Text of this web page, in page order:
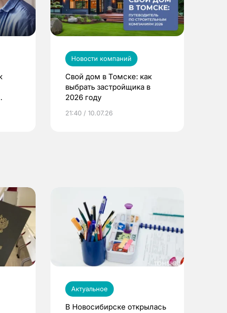
Новости компаний
Свой дом в Томске: как
выбрать застройщика в
2026 году
21:40 / 10.07.26
Актуальное
В Новосибирске открылась